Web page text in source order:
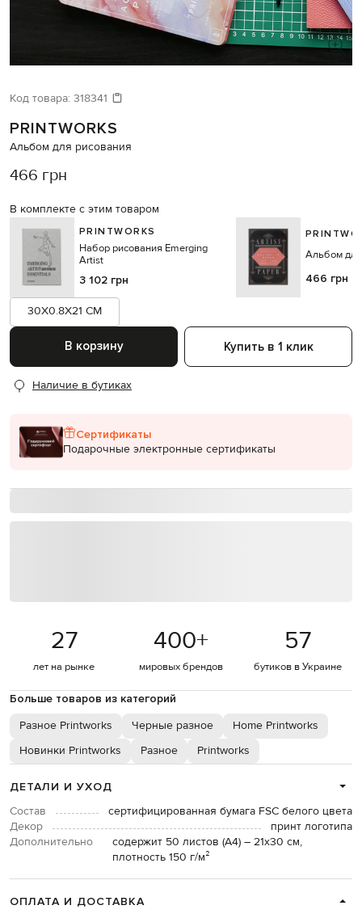
Код товара: 318341
PRINTWORKS
Альбом для рисования
466 грн
В комплекте с этим товаром
PRINTWORKS
Набор рисования Emerging
Artist
3 102 грн
Альбом
466 грн
30X0.8X21 CM
В корзину Купить в 1 клик
Наличие в бутиках
Сертификаты
Подарочные электронные сертификаты
27
лет на рынке
400+
мировых брендов
57
бутиков в Украине
Больше товаров из категорий
Разное Printworks Черные разное
Home Printworks
Новинки Printworks
Разное Printworks
ДЕТАЛИ И УХОД
Состав
сертифицированная бумага FSC белого цвета
Декор
принт логотипа
Дополнительно
содержит 50 листов (A4) – 21x30 см,
плотность 150 г/м²
ОПЛАТА И ДОСТАВКА